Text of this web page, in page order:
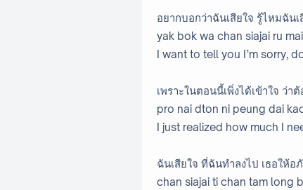
อยากบอกว่าฉันเสียใจ รู้ไหมฉันเ
yak bok wa chan siajai ru
I want to tell you I’m sorry,
เพราะในตอนนี้เพิ่งได้เข้าใจ ว่า
pro nai dton ni peung dai
I just realized how much I
ฉันเสียใจ ที่ฉันทำลงไป เธอให้อ
chan siajai ti chan tam long